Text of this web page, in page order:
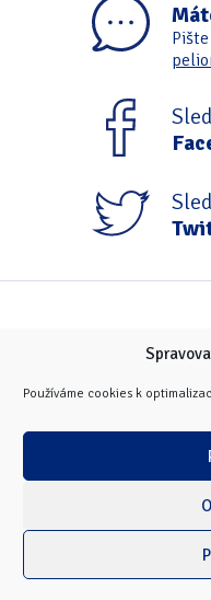
Používáme cookies k